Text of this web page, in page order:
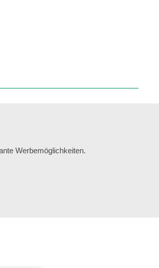
Werbemöglichkeiten.